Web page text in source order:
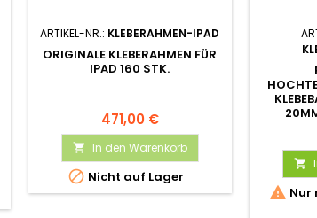
ARTIKEL-NR.: KLEBERAHMEN-IPAD
ORIGINALE KLEBERAHMEN FÜR
IPAD 160 STK.
471,00 €
 In den Warenkorb
 Nicht auf Lager

 Nur